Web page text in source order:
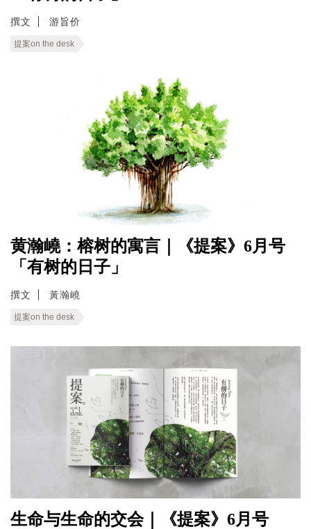
撰文 游旨价
提案on the desk
黄瀚嶢：榕树的寓言｜《提案》6月号
「有树的日子」
撰文 黃瀚嶢
提案on the desk
生命与生命的交会｜《提案》6月号